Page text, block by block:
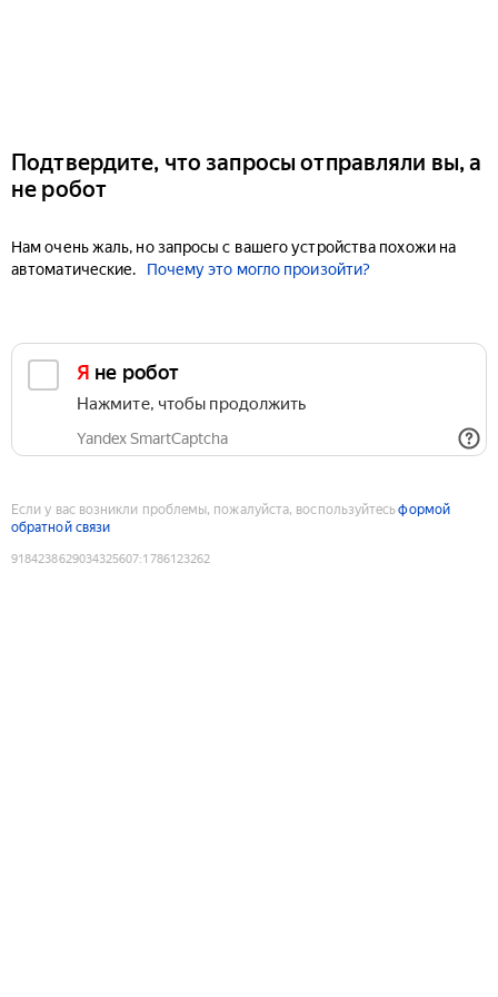
Подтвердите, что запросы отправляли вы, а
не робот
Нам очень жаль, но запросы с вашего устройства похожи на
автоматические.
Почему это могло произойти?
Я не робот
Нажмите, чтобы продолжить
Yandex SmartCaptcha
Если у вас возникли проблемы, пожалуйста, воспользуйтесьформой
обратной связи
9184238629034325607:1786123262